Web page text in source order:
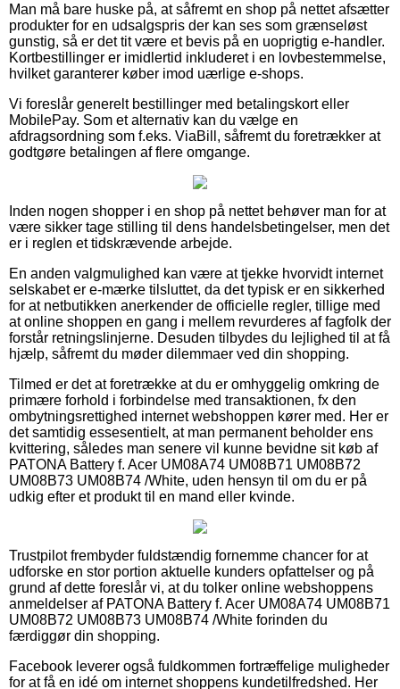
Man må bare huske på, at såfremt en shop på nettet afsætter
produkter for en udsalgspris der kan ses som grænseløst
gunstig, så er det tit være et bevis på en uoprigtig e-handler.
Kortbestillinger er imidlertid inkluderet i en lovbestemmelse,
hvilket garanterer køber imod uærlige e-shops.
Vi foreslår generelt bestillinger med betalingskort eller
MobilePay. Som et alternativ kan du vælge en
afdragsordning som f.eks. ViaBill, såfremt du foretrækker at
godtgøre betalingen af flere omgange.
Inden nogen shopper i en shop på nettet behøver man for at
være sikker tage stilling til dens handelsbetingelser, men det
er i reglen et tidskrævende arbejde.
En anden valgmulighed kan være at tjekke hvorvidt internet
selskabet er e-mærke tilsluttet, da det typisk er en sikkerhed
for at netbutikken anerkender de officielle regler, tillige med
at online shoppen en gang i mellem revurderes af fagfolk der
forstår retningslinjerne. Desuden tilbydes du lejlighed til at få
hjælp, såfremt du møder dilemmaer ved din shopping.
Tilmed er det at foretrække at du er omhyggelig omkring de
primære forhold i forbindelse med transaktionen, fx den
ombytningsrettighed internet webshoppen kører med. Her er
det samtidig essesentielt, at man permanent beholder ens
kvittering, således man senere vil kunne bevidne sit køb af
PATONA Battery f. Acer UM08A74 UM08B71 UM08B72
UM08B73 UM08B74 /White, uden hensyn til om du er på
udkig efter et produkt til en mand eller kvinde.
Trustpilot frembyder fuldstændig fornemme chancer for at
udforske en stor portion aktuelle kunders opfattelser og på
grund af dette foreslår vi, at du tolker online webshoppens
anmeldelser af PATONA Battery f. Acer UM08A74 UM08B71
UM08B72 UM08B73 UM08B74 /White forinden du
færdiggør din shopping.
Facebook leverer også fuldkommen fortræffelige muligheder
for at få en idé om internet shoppens kundetilfredshed. Her